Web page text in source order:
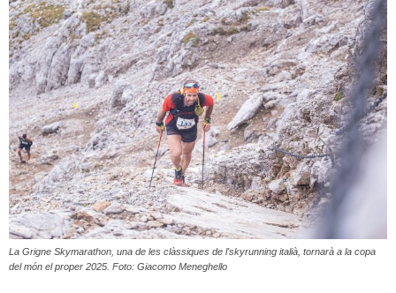
La Grigne Skymarathon, una de les clàssiques de l'skyrunning italià, tornarà a la copa
del món el proper 2025. Foto: Giacomo Meneghello